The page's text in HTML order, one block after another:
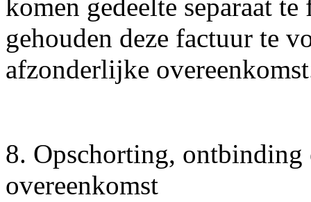
komen gedeelte separaat
gehouden deze factuur te
afzonderlijke
8. Opschorting, ontbinding
overeenkomst